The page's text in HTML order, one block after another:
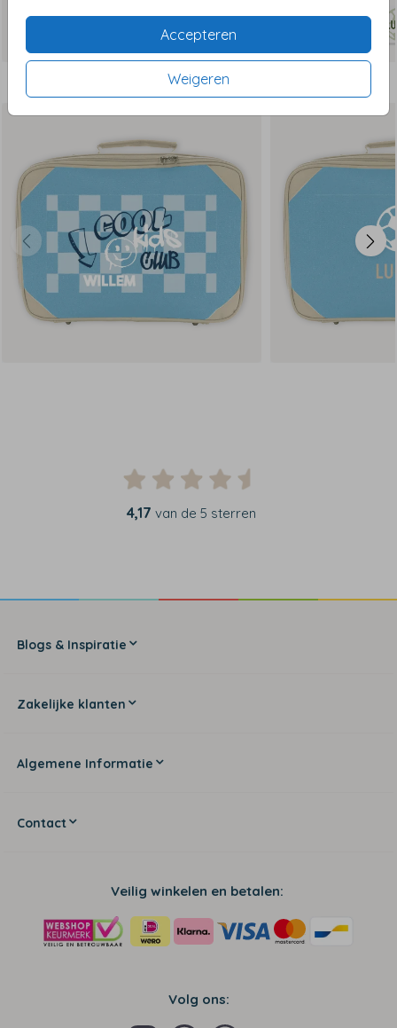
Accepteren
Weigeren
Dit vind je misschien ook leuk
4,17 van de 5 sterren
Blogs & Inspiratie
Zakelijke klanten
Algemene Informatie
Contact
Veilig winkelen en betalen:
Volg ons: